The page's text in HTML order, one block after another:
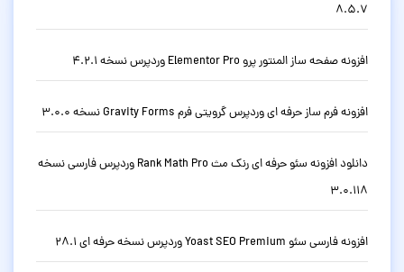
8.5.7
افزونه صفحه ساز المنتور پرو Elementor Pro وردپرس نسخه 4.2.1
افزونه فرم ساز حرفه ای وردپرس گرویتی فرم Gravity Forms نسخه 3.0.0
دانلود افزونه سئو حرفه ای رنک مث Rank Math Pro وردپرس فارسی نسخه
3.0.118
افزونه فارسی سئو Yoast SEO Premium وردپرس نسخه حرفه ای 28.1